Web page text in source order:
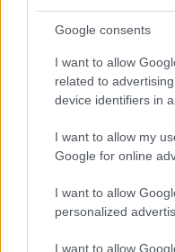
Google consents
I want to allow
related to
device identifiers in
I want to allow my
Google for online
I want to allow
personalized
I want to allow